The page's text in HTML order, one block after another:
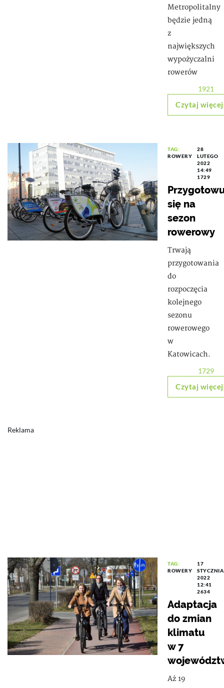
Metropolitalny
będzie jedną
z
największych
wypożyczalni
rowerów
1921
Czytaj więcej
TAG:
ROWERY
28
LUTEGO
2022
14:49
1729
się na
sezon
rowerowy
Trwają
przygotowania
do
rozpoczęcia
kolejnego
sezonu
rowerowego
w
Katowicach.
1729
Czytaj więcej
Reklama
TAG:
ROWERY
17
STYCZNIA
2022
12:41
2634
Adaptacja
do zmian
klimatu
w 7
Aż 19